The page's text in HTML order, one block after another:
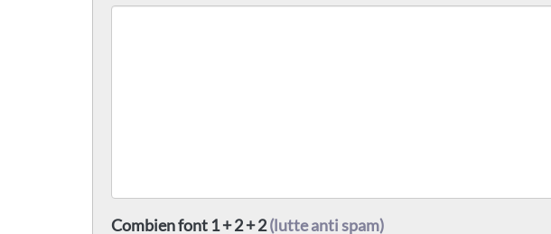
Combien font 1 + 2 + 2(lutte anti spam)